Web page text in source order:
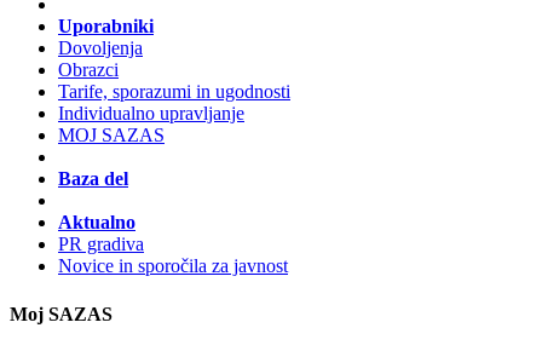
Uporabniki
Dovoljenja
Obrazci
Tarife, sporazumi in ugodnosti
Individualno upravljanje
MOJ SAZAS
Baza del
Aktualno
PR gradiva
Novice in sporočila za javnost
Moj SAZAS